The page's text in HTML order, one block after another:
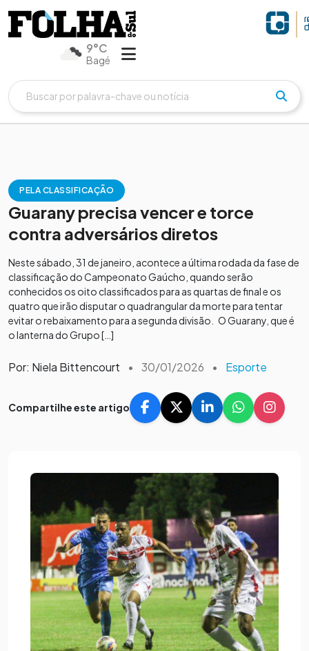
9°C
Bagé
PELA CLASSIFICAÇÃO
Guarany precisa vencer e torce
contra adversários diretos
Neste sábado, 31 de janeiro, acontece a última rodada da fase de
classificação do Campeonato Gaúcho, quando serão
conhecidos os oito classificados para as quartas de final e os
quatro que irão disputar o quadrangular da morte para tentar
evitar o rebaixamento para a segunda divisão. O Guarany, que é
o lanterna do Grupo […]
Por: Niela Bittencourt • 30/01/2026 • Esporte
Compartilhe este artigo